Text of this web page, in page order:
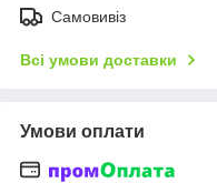
Самовивіз
Всі умови доставки
Умови оплати